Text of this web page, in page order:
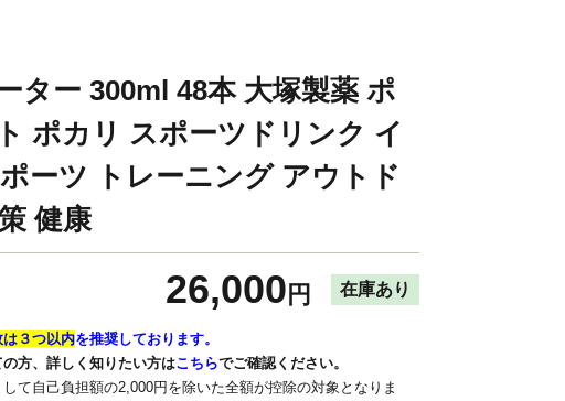
ター 300ml 48本 大塚製薬 ポ
ポカリ スポーツドリンク イ
ーツ トレーニング アウトド
健康
26,000 円 在庫あり
３つ以内を推奨しております。
方、詳しく知りたい方はこちらでご確認ください。
て自己負担額の2,000円を除いた全額が控除の対象となりま